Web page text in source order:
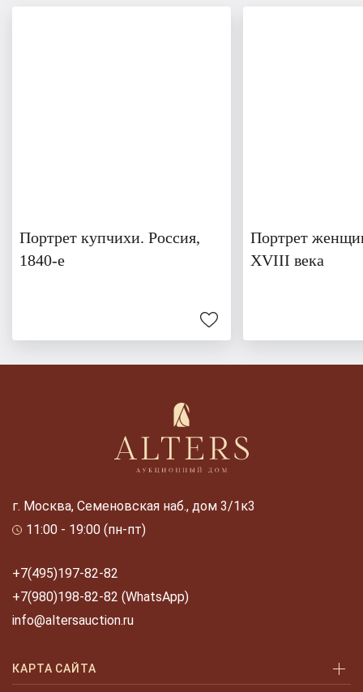
Портрет купчихи. Россия,
1840-е
Портрет
XVIII века
г. Москва, Семеновская наб., дом 3/1к3
11:00 - 19:00 (пн-пт)
+7(495)197-82-82
+7(980)198-82-82 (WhatsApp)
info@altersauction.ru
КАРТА САЙТА